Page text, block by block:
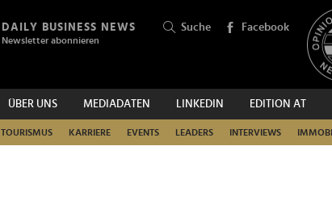
DAILY BUSINESS NEWS
Newsletter abonnieren
Suche Facebook
ÜBER UNS MEDIADATEN LINKEDIN EDITION AT
TOURISMUS KARRIERE EVENTS LEADERS INTERVIEWS
SUCHEN